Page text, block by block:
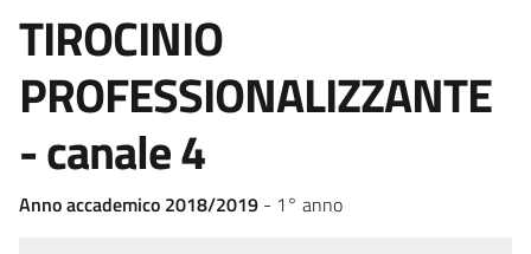
TIROCINIO
PROFESSIONALIZZANTE
- canale 4
Anno accademico 2018/2019 - 1° anno